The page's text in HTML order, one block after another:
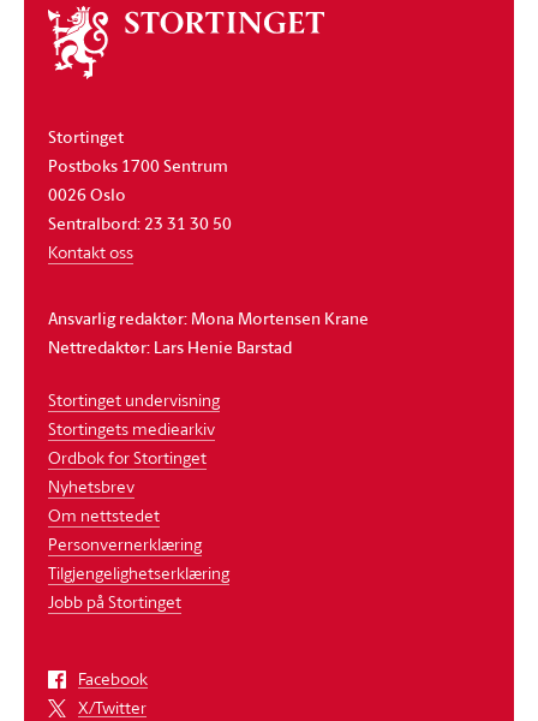
Om
stortinget
Stortinget
Postboks 1700 Sentrum
0026 Oslo
Sentralbord: 23 31 30 50
Kontakt oss
Ansvarlig redaktør: Mona Mortensen Krane
Nettredaktør: Lars Henie Barstad
Stortinget undervisning
Stortingets mediearkiv
Ordbok for Stortinget
Nyhetsbrev
Om nettstedet
Personvernerklæring
Tilgjengelighetserklæring
Jobb på Stortinget
Facebook
X/Twitter